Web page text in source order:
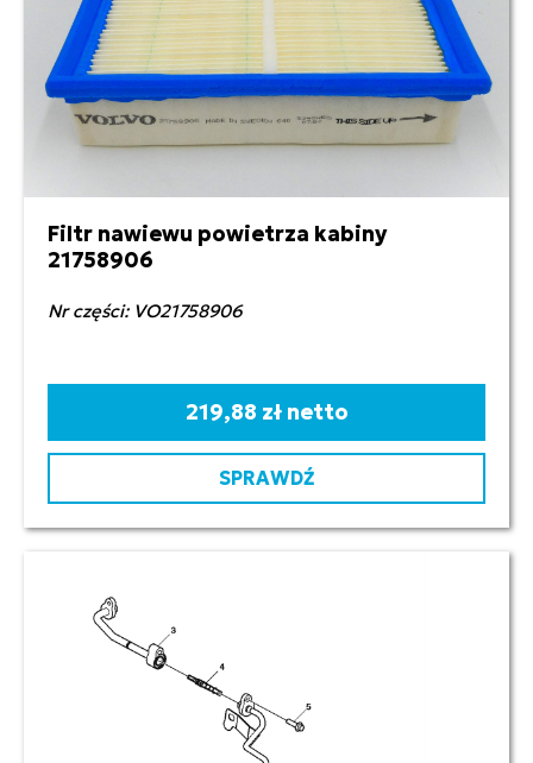
Filtr nawiewu powietrza kabiny
21758906
Nr części: VO21758906
219,88 zł netto
SPRAWDŹ